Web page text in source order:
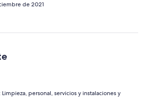
de 2021
personal, servicios y instalaciones y